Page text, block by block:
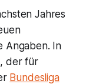
Jahres
Angaben. In
der für
Bundesliga